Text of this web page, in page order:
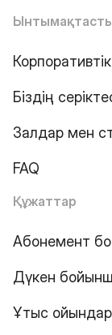
Біздің
Залдар мен
FAQ
Құжаттар
Абонемент
Дүкен
Ұтыс